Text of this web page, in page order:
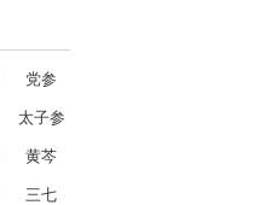
党参
太子参
黄芩
三七